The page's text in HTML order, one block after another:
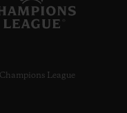
League